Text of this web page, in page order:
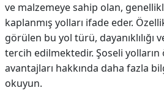
ERKEK
BAKIMI
CİLT
BAKIMI
DİPLİNER
ve malzemeye sahip olan,
kaplanmış yolları ifade eder.
görülen bu yol türü, dayanıklılığı
tercih edilmektedir. Şoseli yolların
avantajları hakkında daha fazla
okuyun.